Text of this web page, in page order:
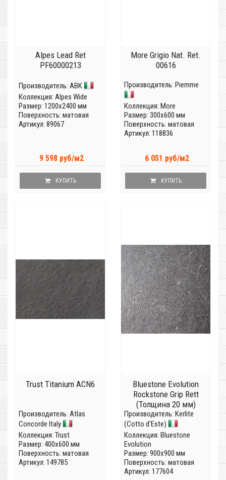
Alpes Lead Ret
PF60000213
Производитель: ABK
Коллекция: Alpes Wide
Размер: 1200x2400 мм
Поверхность: матовая
Артикул: 89067
9 598 руб/м2
КУПИТЬ
More Grigio Nat. Ret.
00616
Производитель: Piemme
Коллекция: More
Размер: 300x600 мм
Поверхность: матовая
Артикул: 118836
6 051 руб/м2
КУПИТЬ
Trust Titanium ACN6
Производитель: Atlas
Concorde Italy
Коллекция: Trust
Размер: 400x600 мм
Поверхность: матовая
Артикул: 149785
Bluestone Evolution
Rockstone Grip Rett
(Толщина 20 мм)
Производитель: Kerlite
(Cotto d'Este)
Коллекция: Bluestone
Evolution
Размер: 900x900 мм
Поверхность: матовая
Артикул: 177604